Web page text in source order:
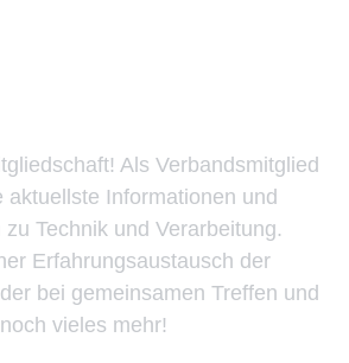
Als Verbandsmitglied
aktuellste Informationen und
Technik und Verarbeitung.
Erfahrungsaustausch der
bei gemeinsamen Treffen und
noch vieles mehr!